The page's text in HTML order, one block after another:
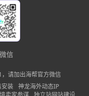
信
请加出海帮官方微信
安装
神龙海外动态IP